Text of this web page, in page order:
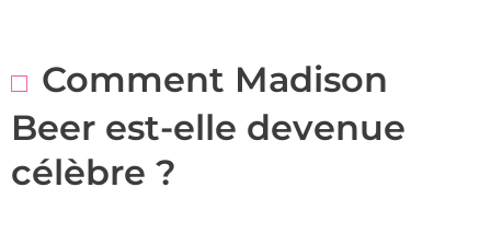
Comment Madison
Beer est-elle devenue
célèbre ?